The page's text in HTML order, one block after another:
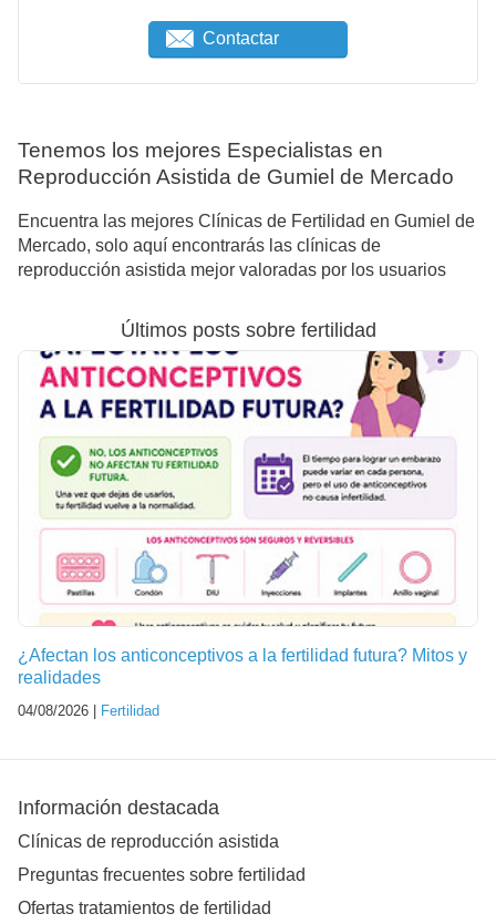
Contactar
Tenemos los mejores Especialistas en
Reproducción Asistida de Gumiel de Mercado
Encuentra las mejores Clínicas de Fertilidad en Gumiel de
Mercado, solo aquí encontrarás las clínicas de
reproducción asistida mejor valoradas por los usuarios
Últimos posts sobre fertilidad
¿Afectan los anticonceptivos a la fertilidad futura? Mitos y
realidades
04/08/2026 | Fertilidad
Información destacada
Clínicas de reproducción asistida
Preguntas frecuentes sobre fertilidad
Ofertas tratamientos de fertilidad